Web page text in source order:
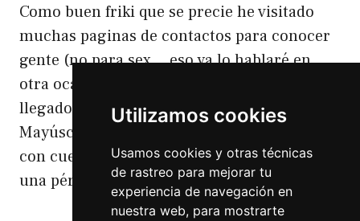
Utilizamos cookies
Usamos cookies y otras técnicas
de rastreo para mejorar tu
experiencia de navegación en
nuestra web, para mostrarte
Como buen friki que se precie he visitado
muchas paginas de contactos para conocer
gente (no para sex…,eso ya lo hablaré en
otra ocasión) y a la conclusión que he
llegado es que todas son un timo pero con
Mayúsculas. Estuve dado de alta en meetic
con cuenta de pago…. y sinceramente es
una pérdida … Leer más